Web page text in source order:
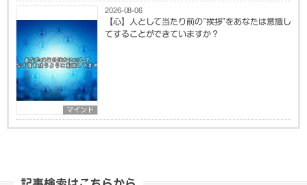
マインド
2026-08-06
【心】人として当たり前の”挨拶”をあなたは意識し
てすることができていますか？